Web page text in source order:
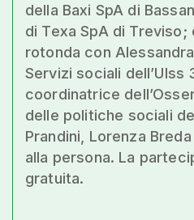
della Baxi SpA di
di Texa SpA di Treviso;
rotonda con
Servizi sociali dell’Ulss
coordinatrice
delle politiche sociali
Prandini, Lorenza
alla persona. La
gratuita.